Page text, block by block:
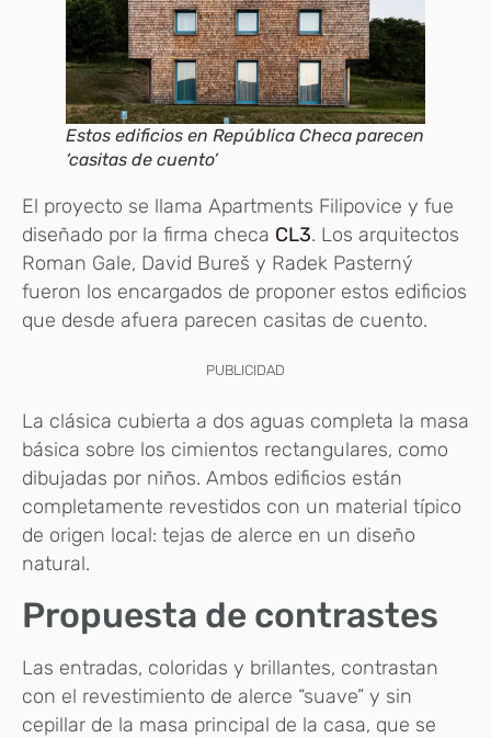
Estos edificios en República Checa parecen
‘casitas de cuento’
El proyecto se llama Apartments Filipovice y fue
diseñado por la firma checa CL3. Los arquitectos
Roman Gale, David Bureš y Radek Pasterný
fueron los encargados de proponer estos edificios
que desde afuera parecen casitas de cuento.
PUBLICIDAD
La clásica cubierta a dos aguas completa la masa
básica sobre los cimientos rectangulares, como
dibujadas por niños. Ambos edificios están
completamente revestidos con un material típico
de origen local: tejas de alerce en un diseño
natural.
Propuesta de contrastes
Las entradas, coloridas y brillantes, contrastan
con el revestimiento de alerce “suave” y sin
cepillar de la masa principal de la casa, que se